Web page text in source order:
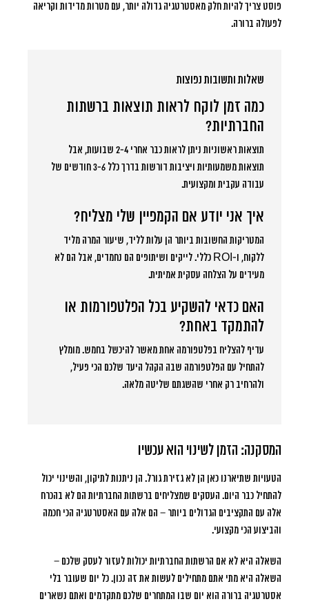
פוסט צריך להיות חלק מאסטרטגיה גדולה יותר, עם מטרות מדידות וקריאה
לפעולה ברורה.
שאלות ותשובות נפוצות
כמה זמן לוקח לראות תוצאות ברשתות
החברתיות?
תוצאות ראשוניות ניתן לראות כבר אחרי 2-4 שבועות, אבל
תוצאות משמעותיות ויציבות דורשות בדרך כלל 3-6 חודשים של
עבודה עקבית ומקצועית.
איך אני יודע אם הקמפיין שלי מצליח?
המטריקות החשובות ביותר הן עלות לליד, שיעור המרה מליד
ללקוח, ו-ROI כללי. לייקים ושיתופים הם נחמדים, אבל הם לא
מעידים על הצלחה עסקית אמיתית.
האם כדאי להשקיע בכל הפלטפורמות או
להתמקד באחת?
עדיף להצליח בפלטפורמה אחת מאשר להיכשל בחמש. מומלץ
להתחיל עם הפלטפורמה שבה הקהל היעד שלכם הכי פעיל,
ולהרחיב רק אחרי שהשגתם שליטה מלאה.
המסקנה: הזמן לשינוי הוא עכשיו
הטעויות שתיארנו כאן הן לא גזירת גורל. הן ניתנות לתיקון, והשינוי יכול
להתחיל כבר היום. העסקים שמצליחים ברשתות החברתיות הם לא בהכרח
אלה עם התקציבים הגדולים ביותר – הם אלה עם האסטרטגיה הכי חכמה
והביצוע הכי מקצועי.
השאלה היא לא אם הרשתות החברתיות יכולות לעזור לעסק שלכם –
השאלה היא מתי אתם מתחילים לעשות את זה נכון. כל יום שעובר בלי
אסטרטגיה ברורה הוא יום שבו המתחרים שלכם מתקדמים ואתם נשארים